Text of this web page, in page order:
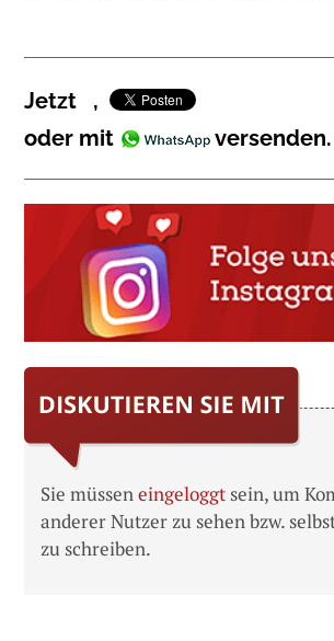
Jetzt
,
oder mit
versenden.
Sie müsseneingeloggt sein, um
anderer Nutzer zu sehen bzw.
zu schreiben.